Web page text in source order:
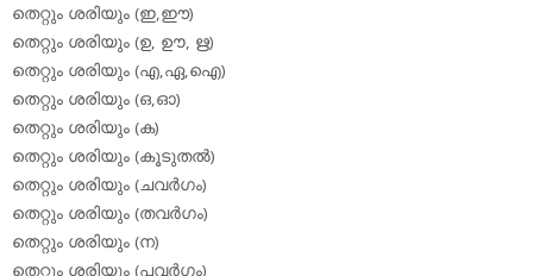
തെറ്റും ശരിയും (ഇ,ഈ)
തെറ്റും ശരിയും (ഉ, ഊ, ഋ)
തെറ്റും ശരിയും (എ,ഏ,ഐ)
തെറ്റും ശരിയും (ഒ,ഓ)
തെറ്റും ശരിയും (ക)
തെറ്റും ശരിയും (കൂടുതല്‍)
തെറ്റും ശരിയും (ചവര്‍ഗം)
തെറ്റും ശരിയും (തവര്‍ഗം)
തെറ്റും ശരിയും (ന)
തെറ്റും ശരിയും (പവര്‍ഗം)